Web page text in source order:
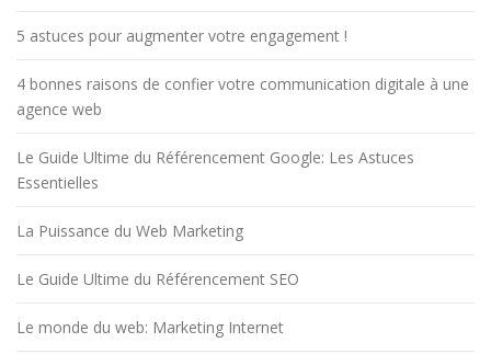
5 astuces pour augmenter votre engagement !
4 bonnes raisons de confier votre communication digitale à une
agence web
Le Guide Ultime du Référencement Google: Les Astuces
Essentielles
La Puissance du Web Marketing
Le Guide Ultime du Référencement SEO
Le monde du web: Marketing Internet